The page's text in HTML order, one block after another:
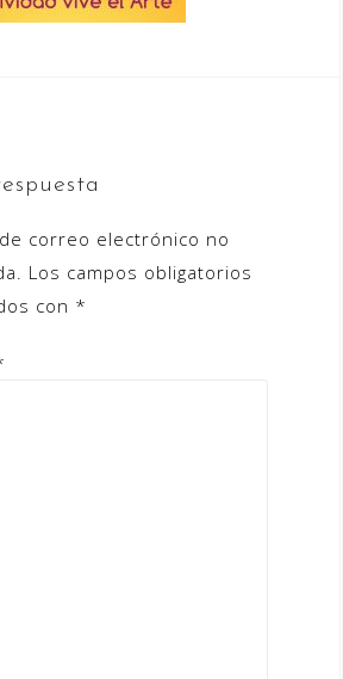
correo electrónico no
Los campos obligatorios
con *